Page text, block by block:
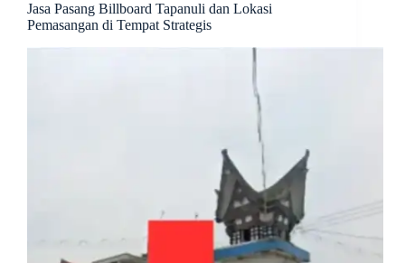
Jasa Pasang Billboard Tapanuli dan Lokasi
Pemasangan di Tempat Strategis